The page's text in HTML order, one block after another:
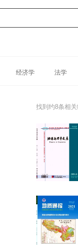
经济学 法学
找到约8条相关